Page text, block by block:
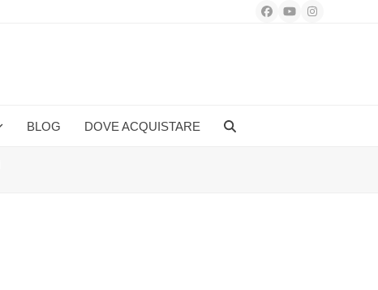
Facebook
YouTubeInstagram
BLOG DOVE ACQUISTARE